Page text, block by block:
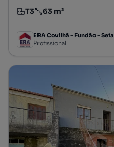
Tipologia
T3
Preço por metro quadrado
63 m²
ERA Covilhã - Fundão - Seia
Profissional